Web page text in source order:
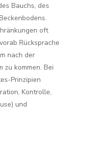
Bauchs, des
oft
Rücksprache
nach der
zu kommen. Bei
Prinzipien
Kontrolle,
und